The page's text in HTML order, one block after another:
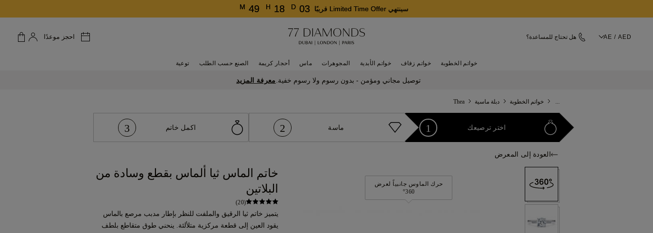
سينتهي Limited Time Offer قريبًا 03
D
18
H
49
M
AE / AED هل تحتاج للمساعدة؟ احجز موعدًا
خواتم الخطوبة خواتم زفاف خواتم الأبدية المجوهرات ماس أحجار كريمة الصنع حسب الطلب توعية
توصيل مجاني ومؤمن - بدون رسوم ولا رسوم خفية. معرفة المزيد
خواتم الخطوبة دبلة ماسية Thea
1 اختر ترصيعك 2 ماسة 3 اكمل خاتم
العودة إلى المعرض
حرك الماوس جانبياً لعرض
360°
خاتم الماس ثيا ألماس بقطع وسادة من
البلاتين
(20)
يتميز خاتم ثيا الرقيق والملفت للنظر بإطار مدبب مرصع بالماس
يقود العين إلى قطعة مركزية متلألئة. ينحني طوق متقاطع بلطف